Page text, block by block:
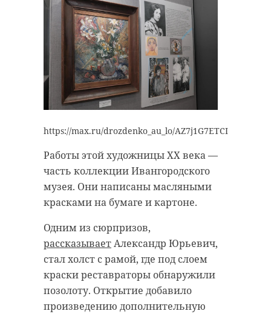
https://max.ru/drozdenko_au_lo/AZ7j1G7ETCI
Работы этой художницы XX века —
часть коллекции Ивангородского
музея. Они написаны масляными
красками на бумаге и картоне.
Одним из сюрпризов,
рассказываетАлександр Юрьевич,
стал холст с рамой, где под слоем
краски реставраторы обнаружили
позолоту. Открытие добавило
произведению дополнительную